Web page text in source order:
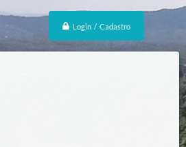
Login / Cadastro